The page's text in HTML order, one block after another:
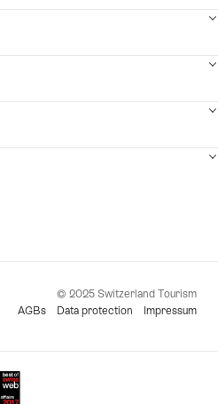
© 2025 Switzerland Tourism
AGBs
Data protection Impressum